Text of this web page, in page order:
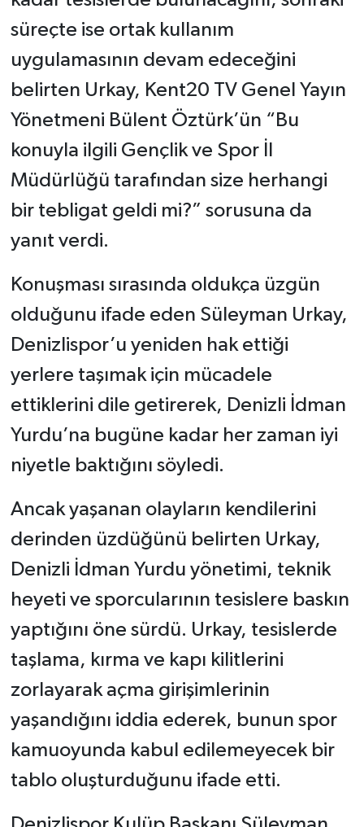
süreçte ise ortak kullanım
uygulamasının devam edeceğini
belirten Urkay, Kent20 TV Genel Yayın
Yönetmeni Bülent Öztürk’ün “Bu
konuyla ilgili Gençlik ve Spor İl
Müdürlüğü tarafından size herhangi
bir tebligat geldi mi?” sorusuna da
yanıt verdi.
Konuşması sırasında oldukça üzgün
olduğunu ifade eden Süleyman Urkay,
Denizlispor’u yeniden hak ettiği
yerlere taşımak için mücadele
ettiklerini dile getirerek, Denizli İdman
Yurdu’na bugüne kadar her zaman iyi
niyetle baktığını söyledi.
Ancak yaşanan olayların kendilerini
derinden üzdüğünü belirten Urkay,
Denizli İdman Yurdu yönetimi, teknik
heyeti ve sporcularının tesislere baskın
yaptığını öne sürdü. Urkay, tesislerde
taşlama, kırma ve kapı kilitlerini
zorlayarak açma girişimlerinin
yaşandığını iddia ederek, bunun spor
kamuoyunda kabul edilemeyecek bir
tablo oluşturduğunu ifade etti.